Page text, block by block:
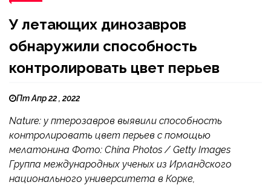
У летающих динозавров
обнаружили способность
контролировать цвет перьев
Пт Апр 22 , 2022
Nature: у птерозавров выявили способность
контролировать цвет перьев с помощью
мелатонина Фото: China Photos / Getty Images
Группа международных ученых из Ирландского
национального университета в Корке,